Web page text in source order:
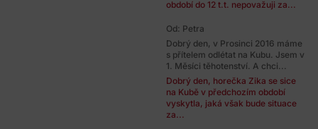
období do 12 t.t. nepovažuji za...
Od: Petra
Dobrý den, v Prosinci 2016 máme
s přítelem odlétat na Kubu. Jsem v
1. Měsíci těhotenství. A chci...
Dobrý den, horečka Zika se sice
na Kubě v předchozím období
vyskytla, jaká však bude situace
za...